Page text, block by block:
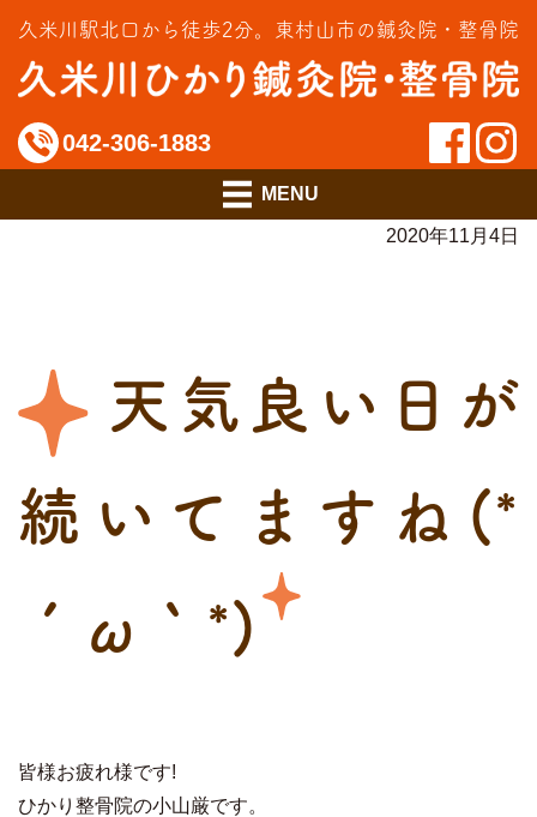
久米川駅北口から徒歩2分。 東村山市の鍼灸院・整骨院
042-306-1883
料金のご案内
アクセス
2020年11月4日
天気良い日が
続いてますね(*
´ω｀*)
皆様お疲れ様です!
ひかり整骨院の小山厳です。